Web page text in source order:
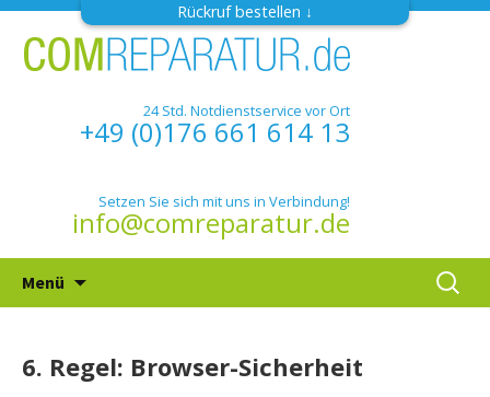
Rückruf bestellen
24 Std. Notdienstservice vor Ort
+49 (0)176 661 614 13
Setzen Sie sich mit uns in Verbindung!
info@comreparatur.de
Menü
Inhalt
springen
Suchen
nach:
6. Regel: Browser-Sicherheit